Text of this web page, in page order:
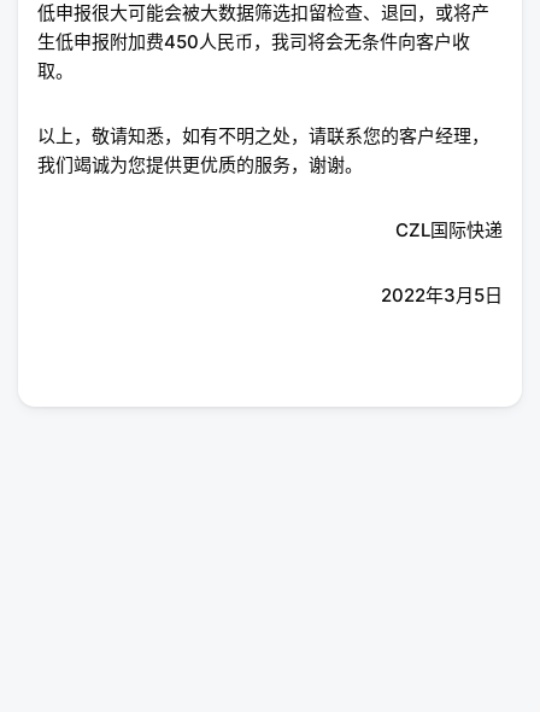
低申报很大可能会被大数据筛选扣留检查、退回，或将产
生低申报附加费450人民币，我司将会无条件向客户收
取。
以上，敬请知悉，如有不明之处，请联系您的客户经理，
我们竭诚为您提供更优质的服务，谢谢。
CZL国际快递
2022年3月5日